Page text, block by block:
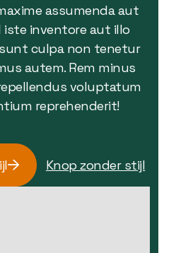
assumenda aut
iste inventore aut illo
culpa non tenetur
autem. Rem minus
voluptatum
reprehenderit!
Knop zonder stijl